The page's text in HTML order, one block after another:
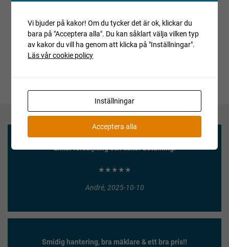
aktuell status.
Enkel försäljning och säker betalning!
★★★★★
André, 2025-10-10
Smidig hantering, bra mäklare & ett bra pris!!
Vi bjuder på kakor! Om du tycker det är ok, klickar du
bara på "Acceptera alla". Du kan såklart välja vilken typ
av kakor du vill ha genom att klicka på "Inställningar".
Läs vår cookie policy
Inställningar
Acceptera alla